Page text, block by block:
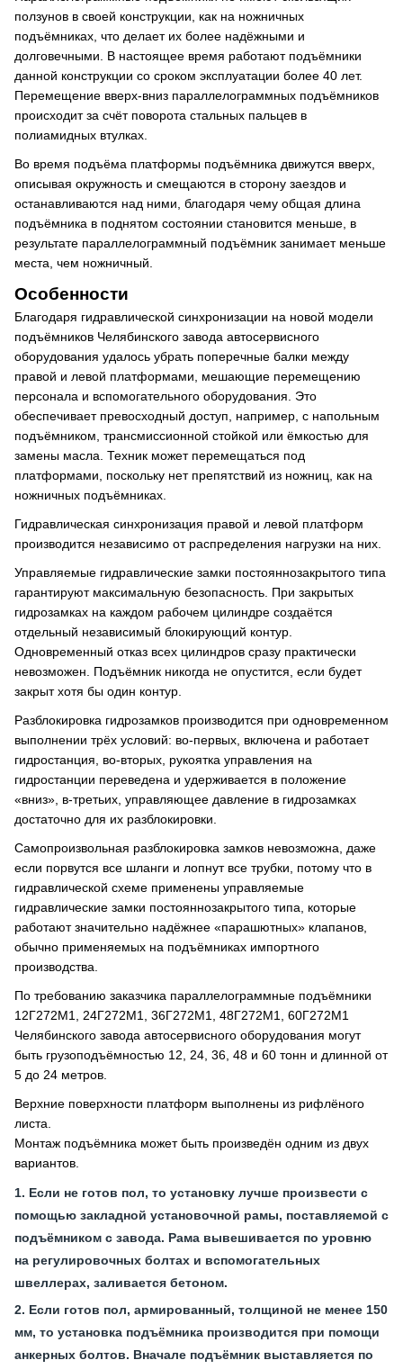
ползунов в своей конструкции, как на ножничных
подъёмниках, что делает их более надёжными и
долговечными. В настоящее время работают подъёмники
данной конструкции со сроком эксплуатации более 40 лет.
Перемещение вверх-вниз параллелограммных подъёмников
происходит за счёт поворота стальных пальцев в
полиамидных втулках.
Во время подъёма платформы подъёмника движутся вверх,
описывая окружность и смещаются в сторону заездов и
останавливаются над ними, благодаря чему общая длина
подъёмника в поднятом состоянии становится меньше, в
результате параллелограммный подъёмник занимает меньше
места, чем ножничный.
Особенности
Благодаря гидравлической синхронизации на новой модели
подъёмников Челябинского завода автосервисного
оборудования удалось убрать поперечные балки между
правой и левой платформами, мешающие перемещению
персонала и вспомогательного оборудования. Это
обеспечивает превосходный доступ, например, с напольным
подъёмником, трансмиссионной стойкой или ёмкостью для
замены масла. Техник может перемещаться под
платформами, поскольку нет препятствий из ножниц, как на
ножничных подъёмниках.
Гидравлическая синхронизация правой и левой платформ
производится независимо от распределения нагрузки на них.
Управляемые гидравлические замки постояннозакрытого типа
гарантируют максимальную безопасность. При закрытых
гидрозамках на каждом рабочем цилиндре создаётся
отдельный независимый блокирующий контур.
Одновременный отказ всех цилиндров сразу практически
невозможен. Подъёмник никогда не опустится, если будет
закрыт хотя бы один контур.
Разблокировка гидрозамков производится при одновременном
выполнении трёх условий: во-первых, включена и работает
гидростанция, во-вторых, рукоятка управления на
гидростанции переведена и удерживается в положение
«вниз», в-третьих, управляющее давление в гидрозамках
достаточно для их разблокировки.
Самопроизвольная разблокировка замков невозможна, даже
если порвутся все шланги и лопнут все трубки, потому что в
гидравлической схеме применены управляемые
гидравлические замки постояннозакрытого типа, которые
работают значительно надёжнее «парашютных» клапанов,
обычно применяемых на подъёмниках импортного
производства.
По требованию заказчика параллелограммные подъёмники
12Г272М1, 24Г272М1, 36Г272М1, 48Г272М1, 60Г272М1
Челябинского завода автосервисного оборудования могут
быть грузоподъёмностью 12, 24, 36, 48 и 60 тонн и длинной от
5 до 24 метров.
Верхние поверхности платформ выполнены из рифлёного
листа.
Монтаж подъёмника может быть произведён одним из двух
вариантов.
Если не готов пол, то установку лучше произвести с
помощью закладной установочной рамы, поставляемой с
подъёмником с завода. Рама вывешивается по уровню
на регулировочных болтах и вспомогательных
швеллерах, заливается бетоном.
Если готов пол, армированный, толщиной не менее 150
мм, то установка подъёмника производится при помощи
анкерных болтов. Вначале подъёмник выставляется по